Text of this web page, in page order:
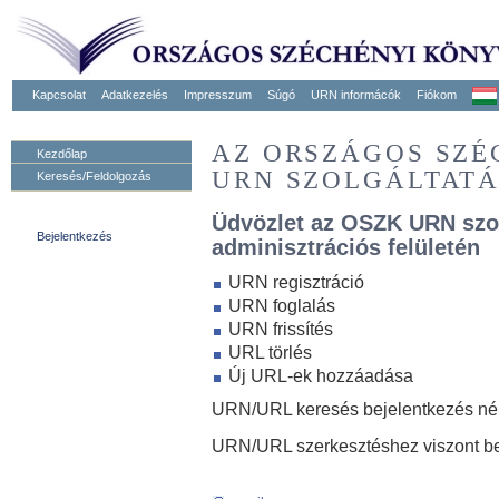
Kapcsolat Adatkezelés Impresszum Súgó URN informácók Fiókom
Kezdőlap
Keresés/Feldolgozás
Bejelentkezés
AZ ORSZÁGOS
URN
Üdvözlet az OSZK URN
adminisztrációs felületén
URN regisztráció
URN foglalás
URN frissítés
URL törlés
Új URL-ek hozzáadása
URN/URL keresés bejelentkezés
URN/URL szerkesztéshez viszont